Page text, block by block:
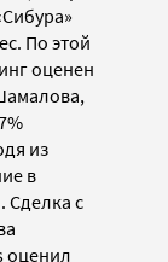
По этой
оценен
из
в
Сделка с
оценил